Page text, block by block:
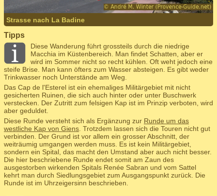
Strasse nach La Badine
Tipps
Diese Wanderung führt grossteils durch die niedrige
Macchia im Küstenbereich. Man findet Schatten, aber er
wird im Sommer nicht so recht kühlen. Oft weht jedoch eine
steife Brise. Man kann öfters zum Wasser absteigen. Es gibt weder
Trinkwasser noch Unterstände am Weg.
Das Cap de l'Esterel ist ein ehemaliges Militärgebiet mit nicht
gesicherten Ruinen, die sich auch hinter oder unter Buschwerk
verstecken. Der Zutritt zum felsigen Kap ist im Prinzip verboten, wird
aber geduldet.
Diese Runde versteht sich als Ergänzung zur Runde um das
westliche Kap von Giens . Trotzdem lassen sich die Touren nicht gut
verbinden. Der Grund ist vor allem ein grosser Abschnitt, der
weiträumig umgangen werden muss. Es ist kein Militärgebiet,
sondern ein Spital, das macht den Umstand aber auch nicht besser.
Die hier beschriebene Runde endet somit am Zaun des
ausgestorben wirkenden Spitals Renée Sabran und vom Sattel
kehrt man durch Siedlungsgebiet zum Ausgangspunkt zurück. Die
Runde ist im Uhrzeigersinn beschrieben.